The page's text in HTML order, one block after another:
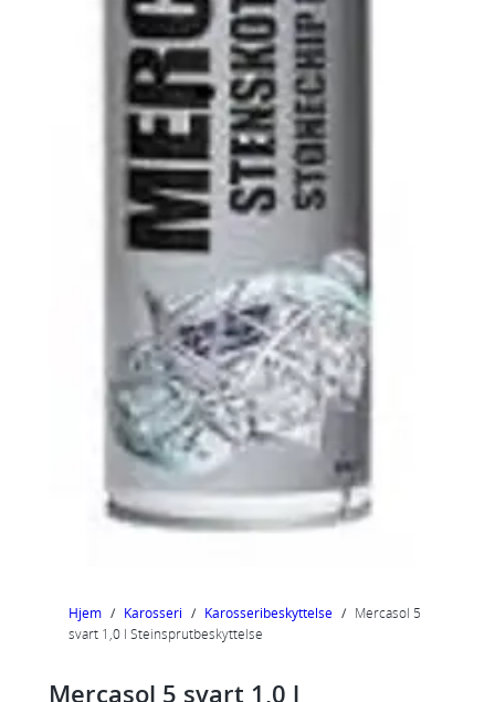
Hjem / Karosseri / Karosseribeskyttelse / Mercasol 5
svart 1,0 l Steinsprutbeskyttelse
Mercasol 5 svart 1,0 l